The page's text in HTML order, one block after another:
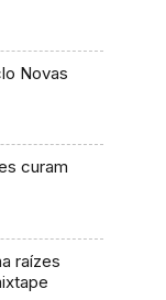
Novas
curam
raízes